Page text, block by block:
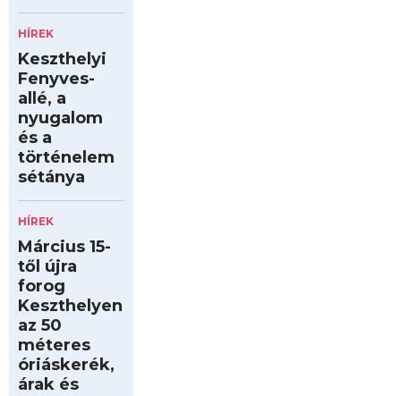
HÍREK
Keszthelyi
Fenyves-
allé, a
nyugalom
és a
történelem
sétánya
HÍREK
Március 15-
től újra
forog
Keszthelyen
az 50
méteres
óriáskerék,
árak és